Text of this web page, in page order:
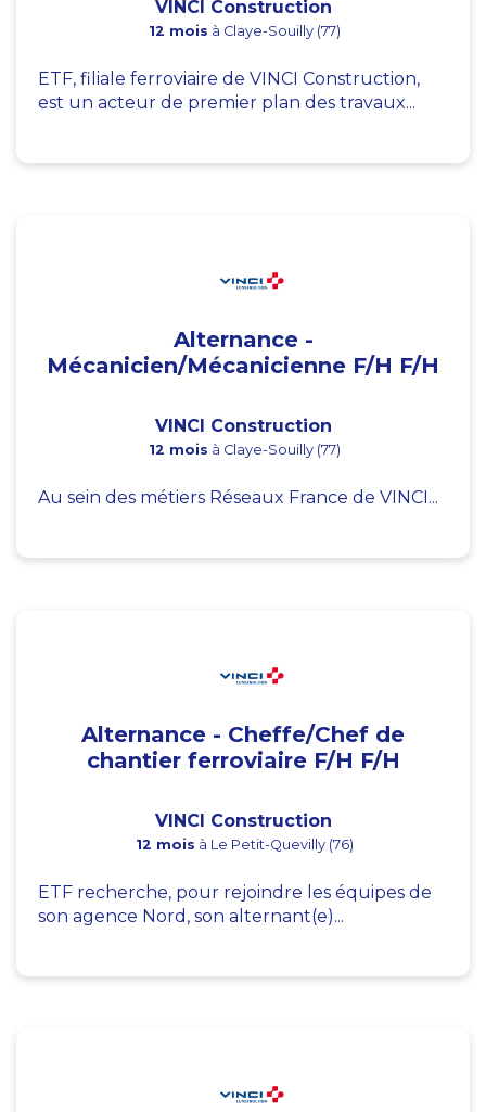
VINCI Construction
12 mois à Claye-Souilly (77)
ETF, filiale ferroviaire de VINCI Construction,
est un acteur de premier plan des travaux...
Alternance -
Mécanicien/Mécanicienne F/H F/H
VINCI Construction
12 mois à Claye-Souilly (77)
Au sein des métiers Réseaux France de VINCI...
Alternance - Cheffe/Chef de
chantier ferroviaire F/H F/H
VINCI Construction
12 mois à Le Petit-Quevilly (76)
ETF recherche, pour rejoindre les équipes de
son agence Nord, son alternant(e)...